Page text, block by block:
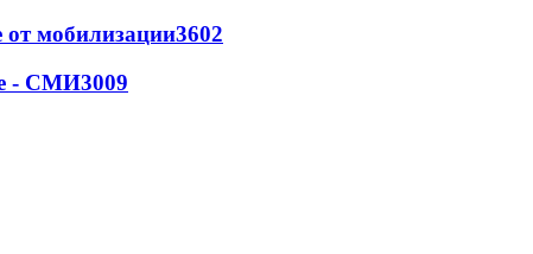
от мобилизации3602
- СМИ3009